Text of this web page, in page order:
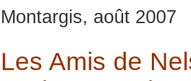
Montargis, août 2007
Les Amis de